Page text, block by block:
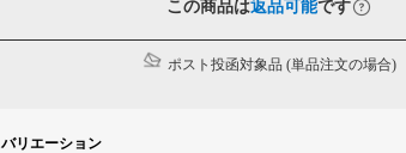
この商品は返品可能です
ポスト投函対象品 (単品注文の場合)
バリエーション